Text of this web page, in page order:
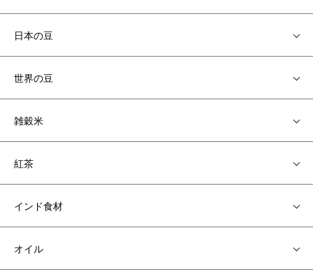
日本の豆
世界の豆
雑穀米
紅茶
インド食材
オイル